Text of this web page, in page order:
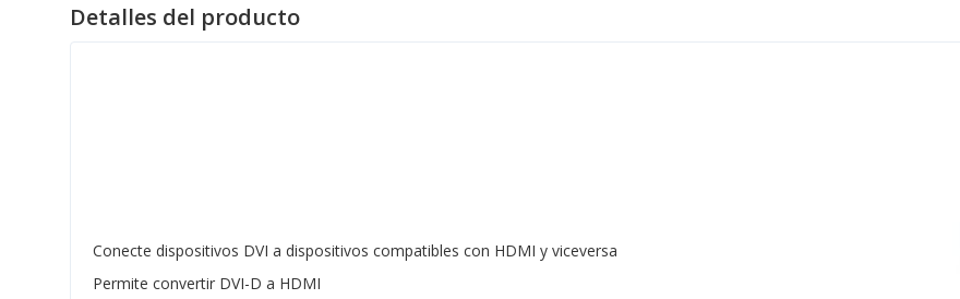
Detalles del producto
Conecte dispositivos DVI a dispositivos compatibles con HDMI y viceversa
Permite convertir DVI-D a HDMI